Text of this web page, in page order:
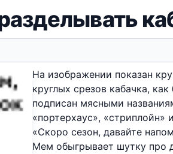
На изображении показан
круглых срезов кабачка,
подписан мясными
«портерхаус»,
«Скоро сезон, давайте
Мем обыгрывает шутку про